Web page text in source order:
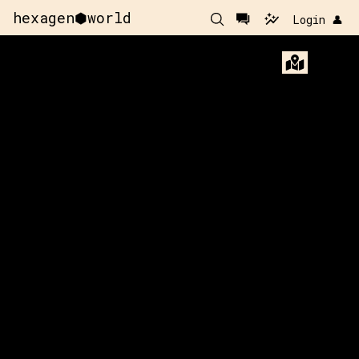
hexagen⬢world Login 👤